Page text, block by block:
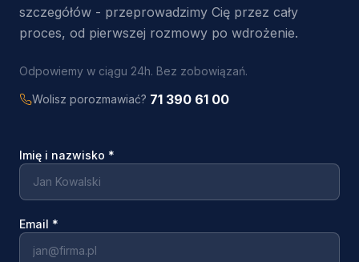
szczegółów - przeprowadzimy Cię przez cały
proces, od pierwszej rozmowy po wdrożenie.
Odpowiemy w ciągu 24h. Bez zobowiązań.
Wolisz porozmawiać? 71 390 61 00
Imię i nazwisko *
Email *